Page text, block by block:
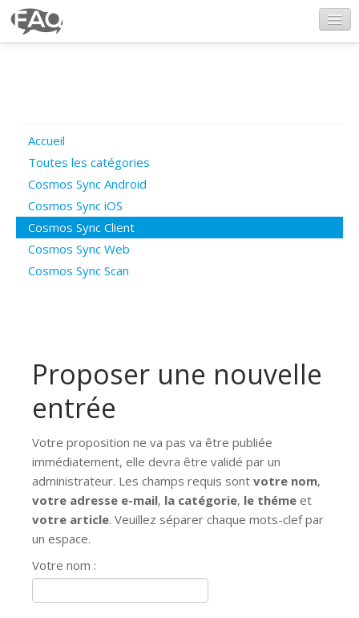
Poser une question
Questions ouvertes
Connexion
Accueil
Toutes les catégories
Cosmos Sync Android
Cosmos Sync iOS
Cosmos Sync Client
Cosmos Sync Web
Cosmos Sync Scan
Proposer une nouvelle
entrée
Votre proposition ne va pas va être publiée
immédiatement, elle devra être validé par un
administrateur. Les champs requis sont votre nom,
votre adresse e-mail, la catégorie, le théme et
votre article. Veuillez séparer chaque mots-clef par
un espace.
Votre nom :